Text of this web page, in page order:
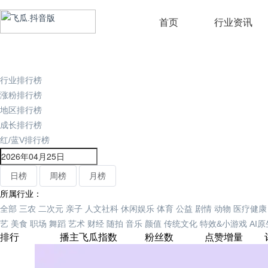
首页 行业资讯
行业排行榜
涨粉排行榜
地区排行榜
成长排行榜
红/蓝V排行榜
日榜 周榜
月榜
所属行业：
全部 三农 二次元 亲子 人文社科 休闲娱乐 体育 公益 剧情 动物 医疗健康
艺 美食 职场 舞蹈 艺术 财经 随拍 音乐 颜值 传统文化 特效&小游戏 AI原
排行 播主飞瓜指数 粉丝数 点赞增量